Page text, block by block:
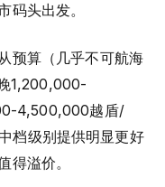
码头出发。
预算（几乎不可航海
1,200,000-
4,500,000越盾/
档级别提供明显更好
溢价。